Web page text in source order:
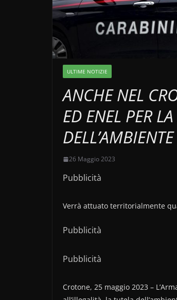
ULTIME NOTIZIE
ANCHE NEL
ED ENEL PER
DELL’AMBIENTE
26 Maggio 2023
Pubblicità
Verrà attuato territorialmente
Pubblicità
Pubblicità
Crotone, 25 maggio 2023 –